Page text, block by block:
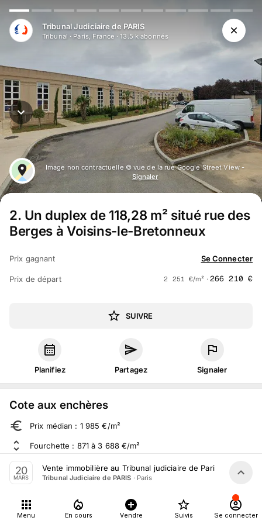
Tribunal Judiciaire de PARIS
Tribunal · Paris, France ·13.5 k abonnés
Image non contractuelle © vue de la rue Google Street View -
Signaler
2. Un duplex de 118,28 m² situé rue des
Berges à Voisins-le-Bretonneux
Prix gagnant Se Connecter
Prix de départ 2 251 €/m² · 266 210 €
SUIVRE
Planifiez Partagez Signaler
Cote aux enchères
Prix médian : 1 985 €/m²
Fourchette : 871 à 3 688 €/m²
Sur 512 ventes aux enchères dans le département
À propos
20
MARS
Vente immobilière au Tribunal judiciaire de Paris le 20
Tribunal Judiciaire de PARIS · Paris
Menu En cours Vendre Suivis Se connecter